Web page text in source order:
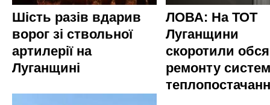
Шість разів вдарив
ворог зі ствольної
артилерії на
Луганщині
ЛОВА: На ТОТ
Луганщини
скоротили
ремонту